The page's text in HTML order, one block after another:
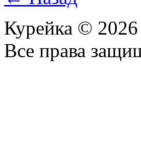
Курейка © 2026
Все права